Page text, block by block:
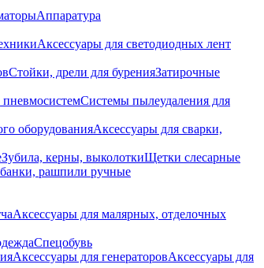
Аппаратура
Аксессуары для светодиодных лент
Стойки, дрели для буренияЗатирочные
пневмосистемСистемы пылеудаления для
оборудованияАксессуары для сварки,
Зубила, керны, выколоткиЩетки слесарные
рашпили ручные
Аксессуары для малярных, отделочных
Спецобувь
Аксессуары для генераторовАксессуары для